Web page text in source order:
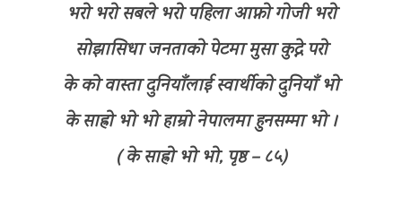
भरो भरो सबले भरो पहिला आफ्नो गोजी भरो
सोझासिधा जनताको पेटमा मुसा कुद्ने परो
के को वास्ता दुनियाँलाई स्वार्थीको दुनियाँ भो
के साह्रो भो भो हाम्रो नेपालमा हुनसम्मा भो ।
( के साह्रो भो भो, पृष्ठ – ८५)